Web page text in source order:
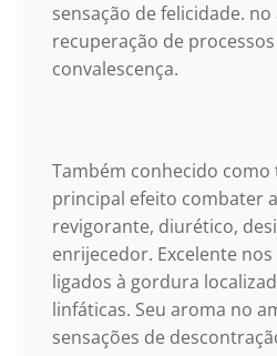
sensação de felicidade.
recuperação de
convalescença.
Também conhecido
principal efeito combater
revigorante, diurético,
enrijecedor. Excelente
ligados à gordura
linfáticas. Seu aroma no
sensações de